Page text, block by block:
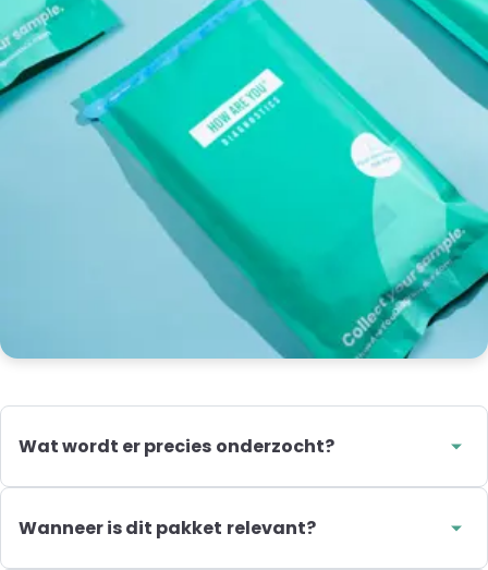
Wat wordt er precies onderzocht?
cholesterol, totaal cholesterol, de verhouding tussen HDL
en totaal cholesterol en triglyceriden onderzocht. Dit zijn
vetwaarden in het bloed die samen informatie geven
over je cholesterolwaarden op het moment van afname.
Wanneer is dit pakket relevant?